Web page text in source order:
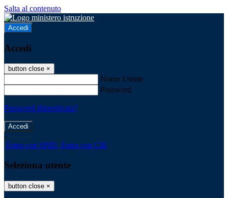
Salta al contenuto
Accedi
Accedi
button close ×
Nome Utente
Password
Password dimenticata?
-
Entra con SPID Entra con CIE
Seleziona utente
button close ×